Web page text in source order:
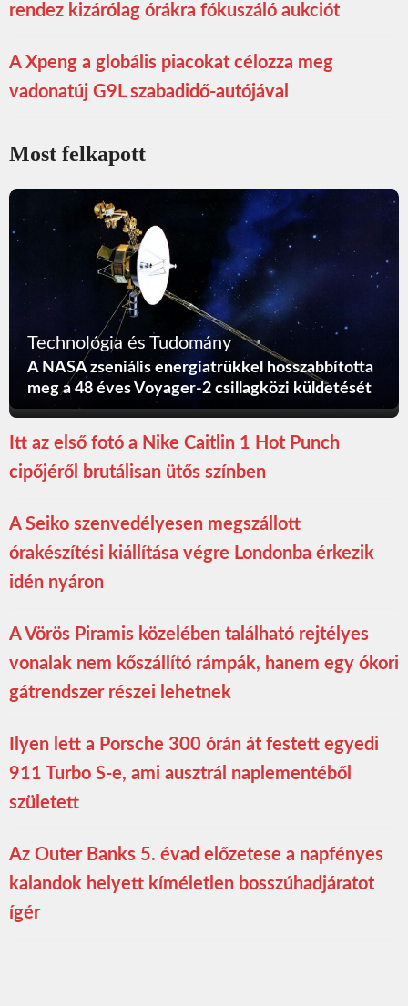
rendez kizárólag órákra fókuszáló aukciót
A Xpeng a globális piacokat célozza meg
vadonatúj G9L szabadidő-autójával
Most felkapott
Technológia és Tudomány
A NASA zseniális energiatrükkel hosszabbította
meg a 48 éves Voyager-2 csillagközi küldetését
Itt az első fotó a Nike Caitlin 1 Hot Punch
cipőjéről brutálisan ütős színben
A Seiko szenvedélyesen megszállott
órakészítési kiállítása végre Londonba érkezik
idén nyáron
A Vörös Piramis közelében található rejtélyes
vonalak nem kőszállító rámpák, hanem egy ókori
gátrendszer részei lehetnek
Ilyen lett a Porsche 300 órán át festett egyedi
911 Turbo S-e, ami ausztrál naplementéből
született
Az Outer Banks 5. évad előzetese a napfényes
kalandok helyett kíméletlen bosszúhadjáratot
ígér